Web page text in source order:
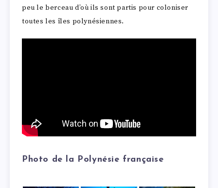
peu le berceau d’où ils sont partis pour coloniser
toutes les îles polynésiennes.
Photo de la Polynésie française